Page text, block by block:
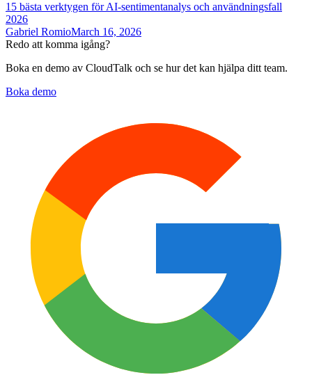
15 bästa verktygen för AI-sentimentanalys och användningsfall
2026
Gabriel RomioMarch 16, 2026
Redo att komma igång?
Boka en demo av CloudTalk och se hur det kan hjälpa ditt team.
Boka demo